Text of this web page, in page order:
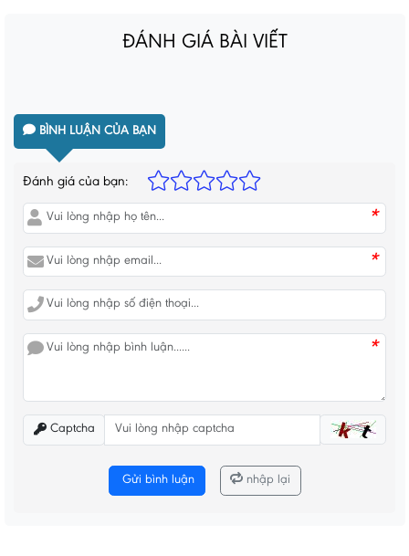
ĐÁNH GIÁ BÀI VIẾT
BÌNH LUẬN CỦA BẠN
Đánh giá của bạn:
*
*
*
Captcha
Gửi bình luận nhập lại